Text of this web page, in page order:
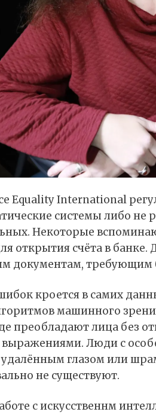
Equality International
системы либо
Некоторые
открытия счёта в банке.
документам,
кроется в самих
машинного
преобладают лица без
Люди с
глазом или
не существуют.
с искусственнм